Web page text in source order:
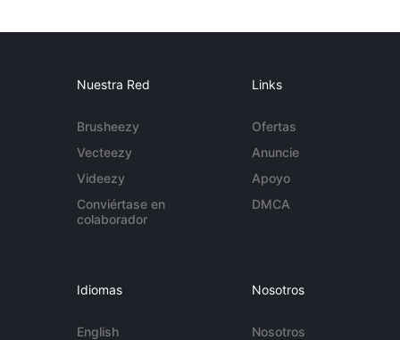
Nuestra Red
Brusheezy
Vecteezy
Videezy
Conviértase en
colaborador
Links
Ofertas
Anuncie
Apoyo
DMCA
Idiomas
English
Nosotros
Nosotros